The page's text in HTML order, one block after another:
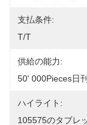
支払条件:
T/T
供給の能力:
50' 000Pieces日
ハイライト:
105575のタブレ